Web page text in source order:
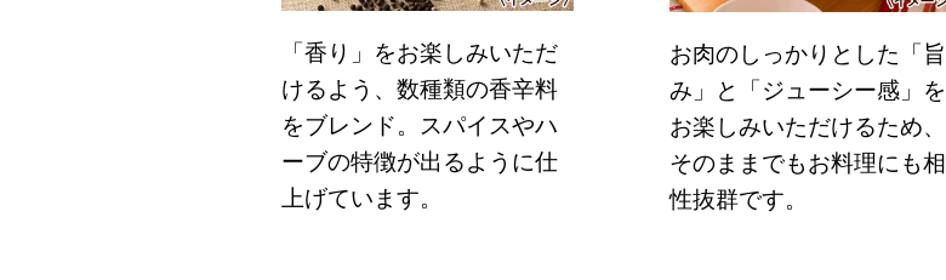
「香り」をお楽しみいただ
けるよう、数種類の香辛料
をブレンド。スパイスやハ
ーブの特徴が出るように仕
上げています。
お肉のしっかりとした「旨
み」と「ジューシー感」を
お楽しみいただけるため、
そのままでもお料理にも相
性抜群です。